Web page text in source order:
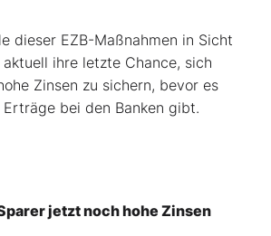
dieser EZB-Maßnahmen in Sicht
ihre letzte Chance, sich
Zinsen zu sichern, bevor es
bei den Banken gibt.
jetzt noch hohe Zinsen